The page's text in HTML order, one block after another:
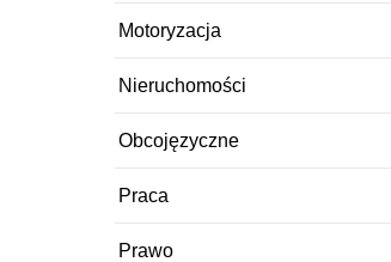
Motoryzacja
Nieruchomości
Obcojęzyczne
Praca
Prawo